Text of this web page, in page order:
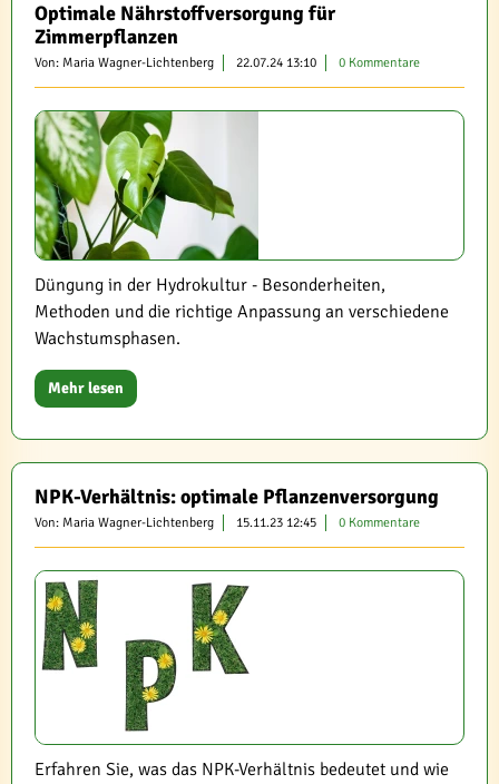
Optimale Nährstoffversorgung für
Zimmerpflanzen
Von: Maria Wagner-Lichtenberg 22.07.24 13:10 0 Kommentare
Düngung in der Hydrokultur - Besonderheiten,
Methoden und die richtige Anpassung an verschiedene
Wachstumsphasen.
Mehr lesen
NPK-Verhältnis: optimale Pflanzenversorgung
Von: Maria Wagner-Lichtenberg 15.11.23 12:45 0 Kommentare
Erfahren Sie, was das NPK-Verhältnis bedeutet und wie